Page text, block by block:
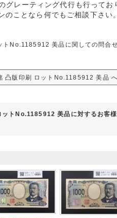
レーティング代行も行ってお
ことなら何でもご相談下さい。
No.1185912 美品に関しての問合
凸版印刷 ロットNo.1185912 美品
トNo.1185912 美品に対するお客